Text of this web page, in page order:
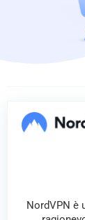
NordVPN è